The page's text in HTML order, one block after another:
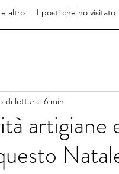
altro I posti che ho visitato
artigiane
di lettura: 6 min